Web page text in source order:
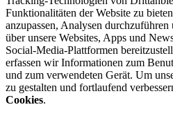
Funktionalitäten der Website zu
anzupassen, Analysen
über unsere Websites, Apps und
Social-Media-Plattformen
erfassen wir Informationen zum
und zum verwendeten Gerät. Um
zu gestalten und fortlaufend
Cookies.